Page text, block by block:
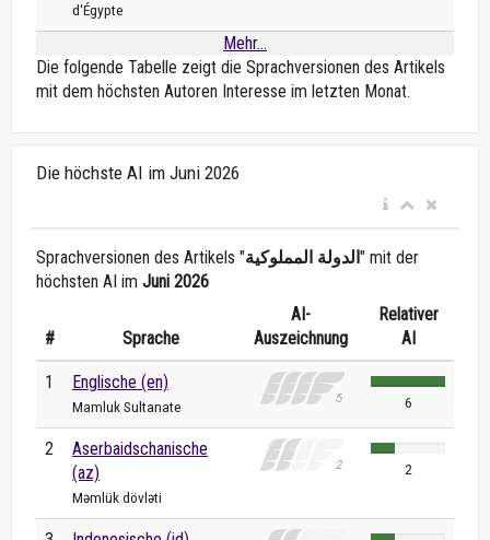
d'Égypte
Mehr...
Die folgende Tabelle zeigt die Sprachversionen des Artikels
mit dem höchsten Autoren Interesse im letzten Monat.
Die höchste AI im Juni 2026
Sprachversionen des Artikels "الدولة المملوكية" mit der
höchsten AI im Juni 2026
# Sprache
AI-
Auszeichnung
Relativer
AI
1 Englische (en)
Mamluk Sultanate 6
2
Aserbaidschanische
(az)
Məmlük dövləti
2